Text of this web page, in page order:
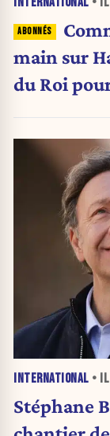
main sur
du Roi
INTERNATIONAL •
Stéphane